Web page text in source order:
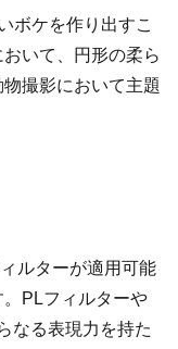
ボケを作り出すこ
いて、円形の柔ら
撮影において主題
ルターが適用可能
PLフィルターや
なる表現力を持た